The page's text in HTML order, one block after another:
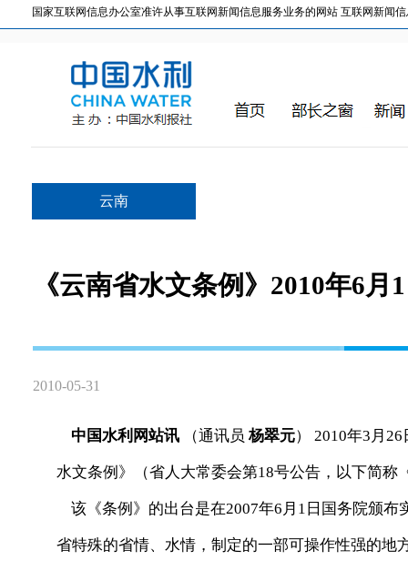
国家互联网信息办公室准许从事互联网新闻信息服务业务的网站 互联网新闻信
云南
《云南省水文条例》2010年6月
2010-05-31
中国水利网站讯 （通讯员杨翠元） 2010年3月
水文条例》（省人大常委会第18号公告，以下简称
该《条例》的出台是在2007年6月1日国务院颁布
省特殊的省情、水情，制定的一部可操作性强的